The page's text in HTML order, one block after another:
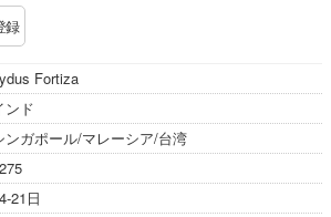
録
Fortiza
ンド
ンガポール/マレーシア/台湾
21日